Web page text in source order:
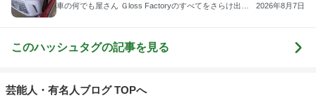
車の何でも屋さん Ｇloss Factoryのすべてをさらけ出
2026年8月7日
このハッシュタグの記事を見る
芸能人・有名人ブログ TOPへ